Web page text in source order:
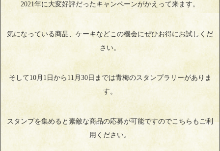
2021年に大変好評だったキャンペーンがかえって来ます。
気になっている商品、ケーキなどこの機会にぜひお得にお試しくだ
さい。
そして10月1日から11月30日までは青梅のスタンプラリーがありま
す。
スタンプを集めると素敵な商品の応募が可能ですのでこちらもご利
用ください。